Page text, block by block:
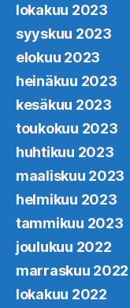
lokakuu 2023
syyskuu 2023
elokuu 2023
heinäkuu 2023
kesäkuu 2023
toukokuu 2023
huhtikuu 2023
maaliskuu 2023
helmikuu 2023
tammikuu 2023
joulukuu 2022
marraskuu 2022
lokakuu 2022